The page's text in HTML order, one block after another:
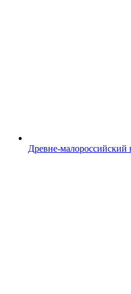
Древне-малороссийский